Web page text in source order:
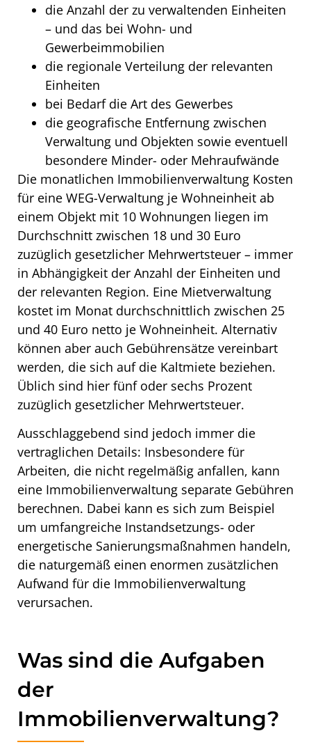
die Anzahl der zu verwaltenden Einheiten
– und das bei Wohn- und
Gewerbeimmobilien
die regionale Verteilung der relevanten
Einheiten
bei Bedarf die Art des Gewerbes
die geografische Entfernung zwischen
Verwaltung und Objekten sowie eventuell
besondere Minder- oder Mehraufwände
Die monatlichen Immobilienverwaltung Kosten
für eine WEG-Verwaltung je Wohneinheit ab
einem Objekt mit 10 Wohnungen liegen im
Durchschnitt zwischen 18 und 30 Euro
zuzüglich gesetzlicher Mehrwertsteuer – immer
in Abhängigkeit der Anzahl der Einheiten und
der relevanten Region. Eine Mietverwaltung
kostet im Monat durchschnittlich zwischen 25
und 40 Euro netto je Wohneinheit. Alternativ
können aber auch Gebührensätze vereinbart
werden, die sich auf die Kaltmiete beziehen.
Üblich sind hier fünf oder sechs Prozent
zuzüglich gesetzlicher Mehrwertsteuer.
Ausschlaggebend sind jedoch immer die
vertraglichen Details: Insbesondere für
Arbeiten, die nicht regelmäßig anfallen, kann
eine Immobilienverwaltung separate Gebühren
berechnen. Dabei kann es sich zum Beispiel
um umfangreiche Instandsetzungs- oder
energetische Sanierungsmaßnahmen handeln,
die naturgemäß einen enormen zusätzlichen
Aufwand für die Immobilienverwaltung
verursachen.
Was sind die Aufgaben
der
Immobilienverwaltung?